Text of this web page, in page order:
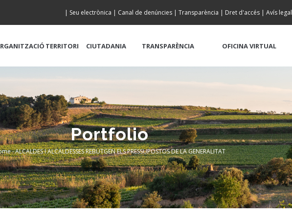
| Seu electrònica | Canal de denúncies | Transparència | Dret d'accés | Avís legal
TERRITORI CIUTADANIA TRANSPARÈNCIA OFICINA VIRTUAL
Portfolio
-ALCALDES I ALCALDESSES REBUTGEN ELS PRESSUPOSTOS DE LA GENERALITAT